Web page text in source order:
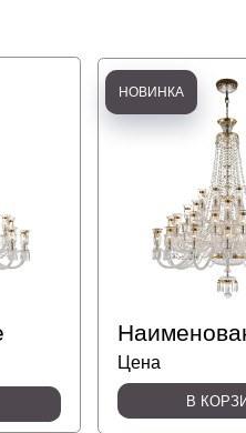
Цена
НОВИНКА
В КОРЗИНУ